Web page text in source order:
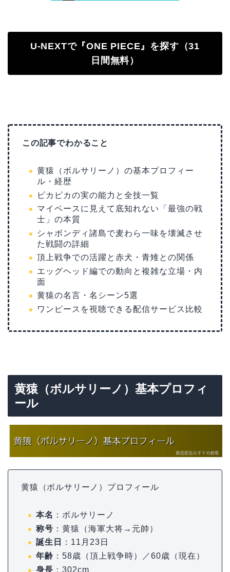
U-NEXTで『ONE PIECE』を探す（31
日間無料）
この記事でわかること
黄猿（ボルサリーノ）の基本プロフィー
ル・経歴
ピカピカの実の能力と全技一覧
マイペースに見えて底知れない「最強の戦
士」の本質
シャボンディ諸島で麦わら一味を壊滅させ
た戦闘の詳細
頂上戦争での活躍と赤犬・青雉との関係
エッグヘッド編での動向と複雑な立場・内
面
黄猿の名言・名シーン5選
ワンピースを視聴できる配信サービス比較
黄猿（ボルサリーノ）基本プロフィ
ール
黄猿（ボルサリーノ）プロフィール
本名 ：ボルサリーノ
称号 ：黄猿（海軍大将→元帥）
誕生日
：11月23日
年齢 ：58歳（頂上戦争時）／60歳（現在）
身長 ：302cm